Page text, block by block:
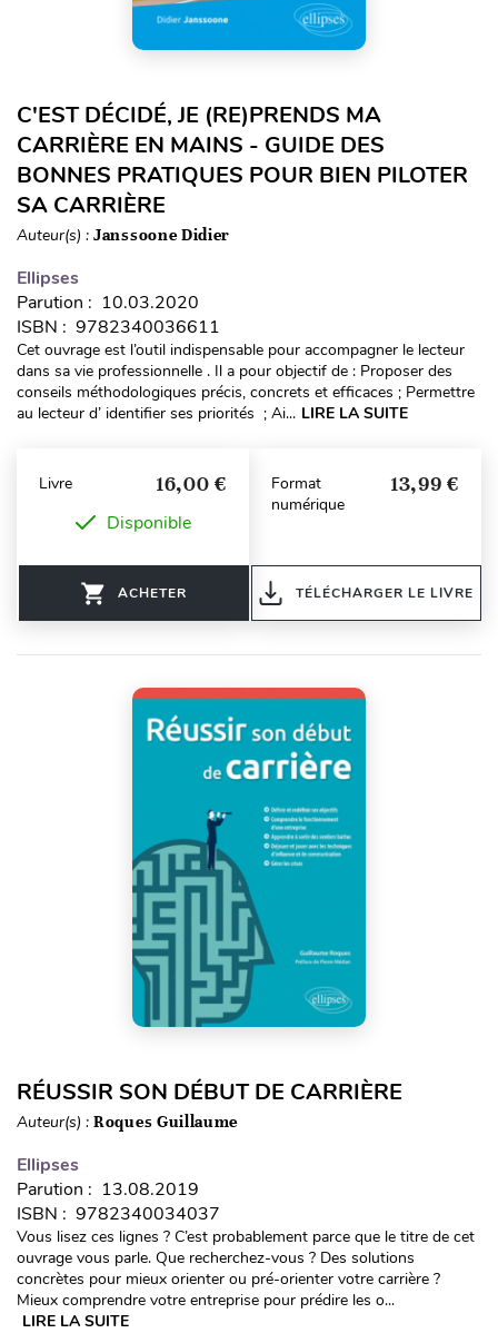
C'EST DÉCIDÉ, JE (RE)PRENDS MA
CARRIÈRE EN MAINS - GUIDE DES
BONNES PRATIQUES POUR BIEN PILOTER
SA CARRIÈRE
Auteur(s) : Janssoone Didier
Ellipses
Parution : 10.03.2020
ISBN : 9782340036611
Cet ouvrage est l’outil indispensable pour accompagner le lecteur
dans sa vie professionnelle . Il a pour objectif de : Proposer des
conseils méthodologiques précis, concrets et efficaces ; Permettre
au lecteur d’ identifier ses priorités ; Ai... LIRE LA SUITE
Livre 16,00 €
Disponible
ACHETER
Format
numérique
13,99 €
TÉLÉCHARGER LE LIVRE
RÉUSSIR SON DÉBUT DE CARRIÈRE
Auteur(s) : Roques Guillaume
Ellipses
Parution : 13.08.2019
ISBN : 9782340034037
Vous lisez ces lignes ? C’est probablement parce que le titre de cet
ouvrage vous parle. Que recherchez-vous ? Des solutions
concrètes pour mieux orienter ou pré-orienter votre carrière ?
Mieux comprendre votre entreprise pour prédire les o...
LIRE LA SUITE